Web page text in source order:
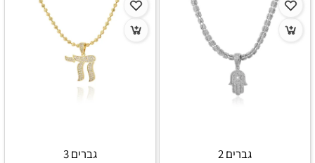
גברים 2 גברים 3